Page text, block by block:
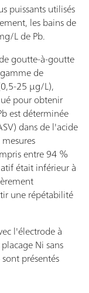
puissants utilisés
les bains de
L de Pb.
goutte-à-goutte
de
25 µg/L),
pour obtenir
est déterminée
dans de l'acide
entre 94 %
était inférieur à
une répétabilité
l'électrode à
Ni sans
présentés